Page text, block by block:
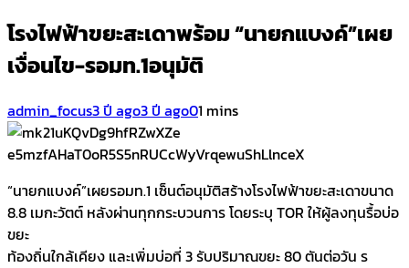
โรงไฟฟ้าขยะสะเดาพร้อม “นายกแบงค์”เผย
เงื่อนไข-รอมท.1อนุมัติ
admin_focus3 ปี ago3 ปี ago01 mins
“นายกแบงค์”เผยรอมท.1 เซ็นต์อนุมัติสร้างโรงไฟฟ้าขยะสะเดาขนาด
8.8 เมกะวัตต์ หลังผ่านทุกกระบวนการ โดยระบุ TOR ให้ผู้ลงทุนรื้อบ่อ
ขยะ
ท้องถิ่นใกล้เคียง และเพิ่มบ่อที่ 3 รับปริมาณขยะ 80 ตันต่อวัน ร